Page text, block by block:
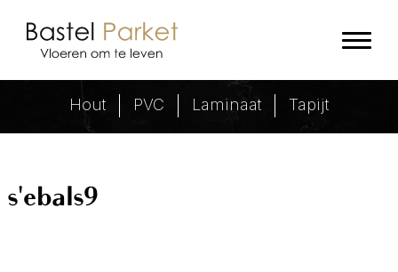
s'ebals9 Archieven - Bastel Parket
Hout PVC Laminaat Tapijt
s'ebals9